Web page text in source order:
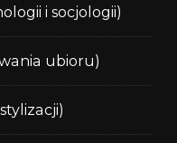
i socjologii)
ubioru)